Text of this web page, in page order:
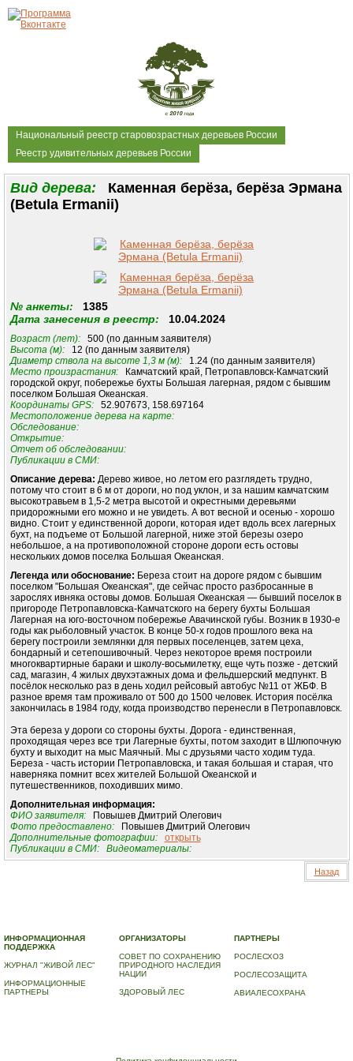
Национальный реестр старовозрастных деревьев России
Реестр удивительных деревьев России
Вид дерева: Каменная берёза, берёза Эрмана
(Betula Ermanii)
№ анкеты: 1385
Дата занесения в реестр: 10.04.2024
Возраст (лет):500 (по данным заявителя)
Высота (м):12 (по данным заявителя)
Диаметр ствола на высоте 1,3 м (м):1.24 (по данным заявителя)
Место произрастания:Камчатский край, Петропавловск-Камчатский
городской округ, побережье бухты Большая лагерная, рядом с бывшим
поселком Большая Океанская.
Координаты GPS:52.907673, 158.697164
Местоположение дерева на карте:
Обследование:
Открытие:
Отчет об обследовании:
Публикации в СМИ:
Описание дерева: Дерево живое, но летом его разглядеть трудно,
потому что стоит в 6 м от дороги, но под уклон, и за нашим камчатским
высокотравьем в 1,5-2 метра высотой и окрестными деревьями
придорожными его можно и не увидеть. А вот весной и осенью - хорошо
видно. Стоит у единственной дороги, которая идет вдоль всех лагерных
бухт, на подъеме от Большой лагерной, ниже этой березы озеро
небольшое, а на противоположной стороне дороги есть остовы
нескольких домов поселка Большая Океанская.
Легенда или обоснование: Береза стоит на дороге рядом с бывшим
поселком "Большая Океанская", где сейчас просто разбросанные в
зарослях ивняка остовы домов. Большая Океанская — бывший поселок в
пригороде Петропавловска-Камчатского на берегу бухты Большая
Лагерная на юго-восточном побережье Авачинской губы. Возник в 1930-е
годы как рыболовный участок. В конце 50-х годов прошлого века на
берегу построили землянки для первых поселенцев, затем цеха,
бондарный и сетепошивочный. Через некоторое время построили
многоквартирные бараки и школу-восьмилетку, еще чуть позже - детский
сад, магазин, 4 жилых двухэтажных дома и фельдшерский медпункт. В
посёлок несколько раз в день ходил рейсовый автобус №11 от ЖБФ. В
разное время там проживало от 500 до 1500 человек. История посёлка
закончилась в 1984 году, когда производство перенесли в Петропавловск.
Эта береза у дороги со стороны бухты. Дорога - единственная,
проходящая через все три Лагерные бухты, потом заходит в Шлюпочную
бухту и выходит на мыс Маячный. Мы с друзьями часто ходим туда.
Береза - часть истории Петропавловска, и такая большая и старая, что
наверняка помнит всех жителей Большой Океанской и
путешественников, походивших мимо.
Дополнительная информация:
ФИО заявителя:Повышев Дмитрий Олегович
Фото предоставлено:Повышев Дмитрий Олегович
Дополнительные фотографии:
открыть
Публикации в СМИ:
Видеоматериалы:
Назад
ИНФОРМАЦИОННАЯ
ПОДДЕРЖКА
ЖУРНАЛ "ЖИВОЙ ЛЕС"
ИНФОРМАЦИОННЫЕ
ПАРТНЕРЫ
ОРГАНИЗАТОРЫ
СОВЕТ ПО СОХРАНЕНИЮ
ПРИРОДНОГО НАСЛЕДИЯ
НАЦИИ
ЗДОРОВЫЙ ЛЕС
ПАРТНЕРЫ
РОСЛЕСХОЗ
РОСЛЕСОЗАЩИТА
АВИАЛЕСОХРАНА